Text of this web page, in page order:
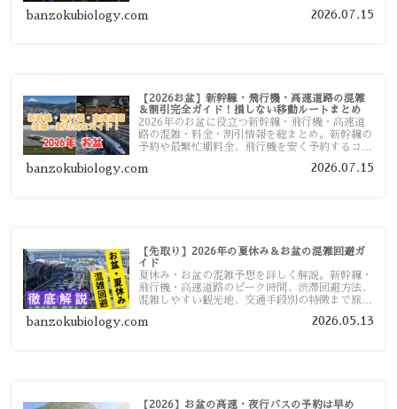
banzokubiology.com 2026.07.15
【2026お盆】新幹線・飛行機・高速道路の混雑
＆割引完全ガイド！損しない移動ルートまとめ
2026年のお盆に役立つ新幹線・飛行機・高速道
路の混雑・料金・割引情報を総まとめ。新幹線の
予約や最繁忙期料金、飛行機を安く予約するコ
い移動方法を分かりやすく解説します。
banzokubiology.com 2026.07.15
【先取り】2026年の夏休み＆お盆の混雑回避ガ
イド
夏休み・お盆の混雑予想を詳しく解説。新幹線・
飛行機・高速道路のピーク時間、渋滞回避方法、
混雑しやすい観光地、交通手段別の特徴まで旅行
banzokubiology.com 2026.05.13
【2026】お盆の高速・夜行バスの予約は早め